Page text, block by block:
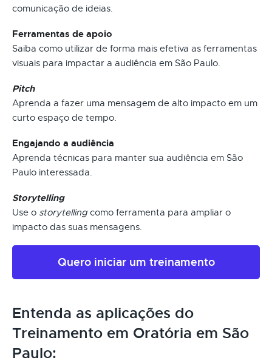
comunicação de ideias.
Ferramentas de apoio
Saiba como utilizar de forma mais efetiva as ferramentas
visuais para impactar a audiência em São Paulo.
Pitch
Aprenda a fazer uma mensagem de alto impacto em um
curto espaço de tempo.
Engajando a audiência
Aprenda técnicas para manter sua audiência em São
Paulo interessada.
Storytelling
Use o storytelling como ferramenta para ampliar o
impacto das suas mensagens.
Quero iniciar um treinamento
Entenda as aplicações do
Treinamento em Oratória em São
Paulo: